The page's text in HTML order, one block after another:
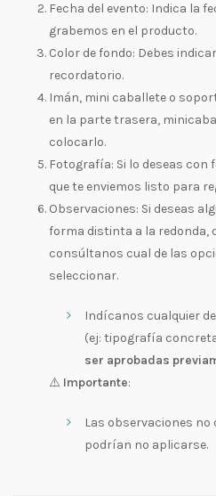
Fecha del evento: Indica la
grabemos en el producto.
Color de fondo: Debes
recordatorio.
Imán, mini caballete o
en la parte trasera,
colocarlo.
Fotografía: Si lo deseas
que te enviemos listo para
Observaciones: Si deseas
forma distinta a la redonda,
consúltanos cual de las
seleccionar.
Indícanos cualquier
(ej: tipografía
ser aprobadas
⚠️ Importante:
Las observaciones
podrían no aplicarse.